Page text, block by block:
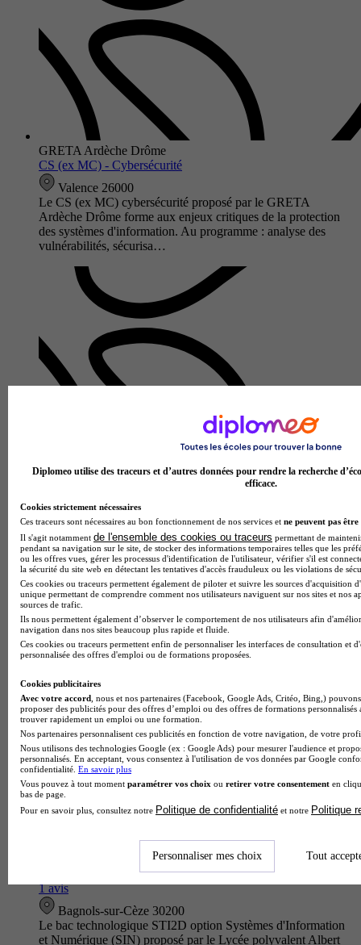
GRETA Ardèche Drôme
CS (ex MC) - Cybersécurité
Valence 26000
Le CS (ex MC) cybersécurité proposé par le GRETA
Ardèche Drôme forme aux enjeux critiques de la protection
des systèmes d'information. Au programme : analyse des
vulnérabilités, sécurisa…
BUT - Réseaux et télécommunications parcours cybersécurité
4 avis
Valence 26000
Le BUT Réseaux et Télécommunications parcours
Cybersécurité proposé par l'IUT de Valence forme des
professionnels opérationnels dans l'administration des
systèmes et réseaux, la cyberséc…
LPO
Bac techno - STI2D sciences et technologies de l'industrie et
d'information et numérique
1 avis
Bagnols-sur-Cèze 30200
Le bac technologique STI2D option Systèmes d'Information
et Numérique (SIN) proposé par le Lycée polyvalent Albert
Diplomeo utilise des traceurs et d’autres données pour rendre la recherche
efficace.
Cookies strictement nécessaires
Ces traceurs sont nécessaires au bon fonctionnement de nos services et ne peuvent pas être
Il s'agit notamment de l'ensemble des cookies ou traceurs permettant de
pendant sa navigation sur le site, de stocker des informations temporaires telles que les
ou les offres vues, gérer les processus d'identification de l'utilisateur, vérifier s'il est
la sécurité du site web en détectant les tentatives d'accès frauduleux ou les violations de
Ces cookies ou traceurs permettent également de piloter et suivre les sources d'acquisition
unique permettant de comprendre comment nos utilisateurs naviguent sur nos sites et nos
sources de trafic.
Ils nous permettent également d’observer le comportement de nos utilisateurs afin
navigation dans nos sites beaucoup plus rapide et fluide.
Ces cookies ou traceurs permettent enfin de personnaliser les interfaces de consultation et
personnalisée des offres d'emploi ou de formations proposées.
Cookies publicitaires
Avec votre accord , nous et nos partenaires (Facebook, Google Ads, Critéo, Bing,)
proposer des publicités pour des offres d’emploi ou des offres de formations
trouver rapidement un emploi ou une formation.
Nos partenaires personnalisent ces publicités en fonction de votre navigation, de votre
Nous utilisons des technologies Google (ex : Google Ads) pour mesurer l'audience et
personnalisés. En acceptant, vous consentez à l'utilisation de vos données par Google
confidentialité. En savoir plus
Vous pouvez à tout moment paramétrer vos choix ou retirer votre consentement en
bas de page.
Pour en savoir plus, consultez notre Politique de confidentialité et notre Politique
Personnaliser mes choix Tout